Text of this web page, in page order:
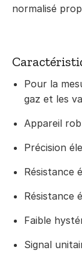
normalisé
Pour la
gaz et les
Appareil
Précision
Résistance
Résistance
Faible
Signal